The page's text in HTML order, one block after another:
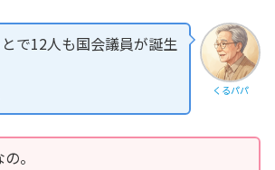
くるパパ
で12人も国会議員が誕生
。